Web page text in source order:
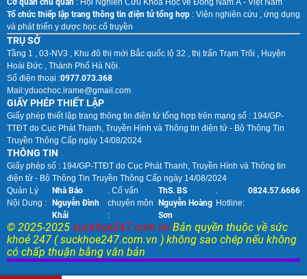
Cơ quan chủ quản : Hội Nghiên Cứu Khoa Học về Đông Nam Á - Việt Nam
Tổ chức thiếp lập trang thông tin điện tử tổng hợp : Viện nghiên cứu , ứng dụng
và phát triển y dược học cổ truyền
TRỤ SỞ
Tầng 1 , 03-NV3 , Khu đô thị mới Bắc quốc lộ 32 , thị trấn Trạm Trôi , Huyện
Hoài Đức , Thành Phố Hà Nội.
Số điện thoại :0977.073.368
Mail:yduochoc.irame@gmail.com
GIẤY PHÉP THIẾT LẬP
Giấy phép thiết lập trang thông tin điện tử tổng hợp trên mạng số : 194/GP-
TTĐT do Cục Phát Thanh, Truyền Hình và Thông tin điện tử - Bộ Thông Tin
Truyền Thông Cấp ngày 14/08/2024
THÔNG TIN
Giấy phép số : 194/GP-TTĐT do Cục Phát Thanh, Truyền Hình và Thông tin
điện tử - Bộ Thông Tin Truyền Thông Cấp ngày 14/08/2024
Quản Lý
Nội Dung :
Nhà Báo
Nguyễn Đình
Khải
. Cố vấn
chuyên môn
:
ThS. BS
Nguyễn Hoàng
Sơn
.
Hotline:
0824.57.6666
© 2025-2025 suckhoe247.com.vn Bản quyền thuộc về sức
khoẻ 247 ( suckhoe247.com.vn ) không sao chép nếu không
có chấp thuận bằng văn bản